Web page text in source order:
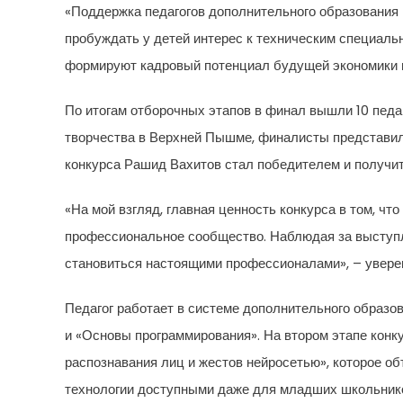
«Поддержка педагогов дополнительного
пробуждать у детей интерес к техническим
формируют кадровый потенциал будущей экономики
По итогам отборочных этапов в финал вышли 10
творчества в Верхней Пышме, финалисты
конкурса Рашид Вахитов стал победителем и
«На мой взгляд, главная ценность конкурса в том,
профессиональное сообщество. Наблюдая за
становиться настоящими профессионалами», –
Педагог работает в системе дополнительного
и «Основы программирования». На втором этапе
распознавания лиц и жестов нейросетью», которое
технологии доступными даже для младших